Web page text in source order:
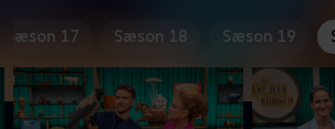
Sæson 17 Sæson 18 Sæson 19